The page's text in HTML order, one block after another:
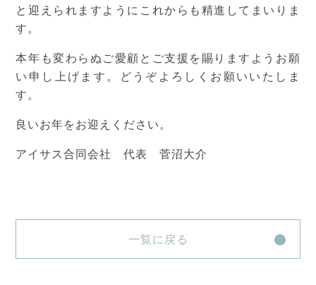
と迎えられますようにこれからも精進してまいりま
す。
本年も変わらぬご愛顧とご支援を賜りますようお願
い申し上げます。どうぞよろしくお願いいたしま
す。
良いお年をお迎えください。
アイサス合同会社 代表 菅沼大介
一覧に戻る